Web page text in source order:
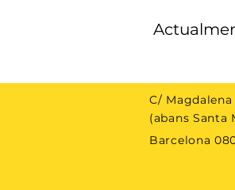
C/ Magdalena
(abans Santa
Barcelona